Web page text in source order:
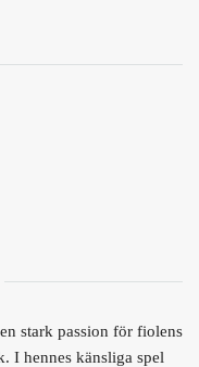
stark passion för fiolens
I hennes känsliga spel